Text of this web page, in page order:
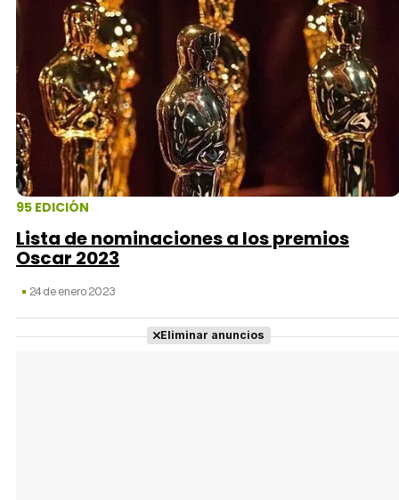
95 EDICIÓN
Lista de nominaciones a los premios
Oscar 2023
24 de enero 2023
Eliminar anuncios